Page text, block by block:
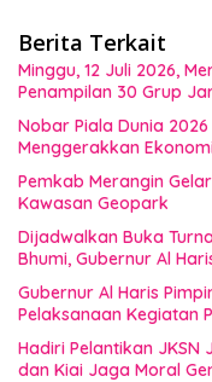
Berita Terkait
Minggu, 12 Juli 2026,
Penampilan 30 Grup
Nobar Piala Dunia
Menggerakkan
Pemkab Merangin
Kawasan Geopark
Dijadwalkan Buka
Bhumi, Gubernur Al
Gubernur Al Haris
Pelaksanaan Kegiatan
Hadiri Pelantikan JKSN
dan Kiai Jaga Moral